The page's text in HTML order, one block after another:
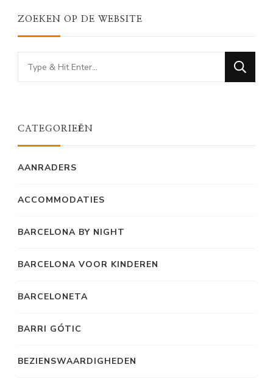
ZOEKEN OP DE WEBSITE
Looking
for
CATEGORIEËN
AANRADERS
ACCOMMODATIES
BARCELONA BY NIGHT
BARCELONA VOOR KINDEREN
BARCELONETA
BARRI GÓTIC
BEZIENSWAARDIGHEDEN